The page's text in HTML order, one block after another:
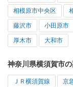
相模原市中央区
藤沢市 小田原市
厚木市 大和市
神奈川県横須賀市
ＪＲ横須賀線 京